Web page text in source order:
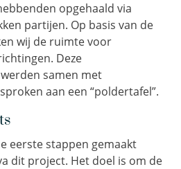
opgehaald via
partijen. Op basis van de
wij de ruimte voor
Deze
samen met
aan een “poldertafel”.
eerste stappen gemaakt
dit project. Het doel is om de